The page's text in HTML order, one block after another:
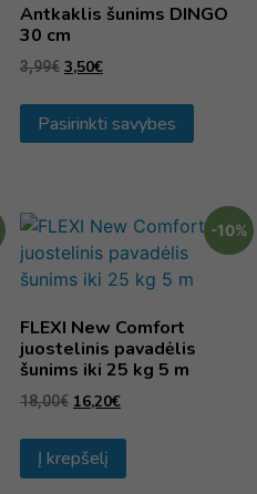
Antkaklis šunims DINGO
30 cm
3,99€ 3,50€
Pasirinkti savybes
-10%
FLEXI New Comfort
juostelinis pavadėlis
šunims iki 25 kg 5 m
18,00€ 16,20€
Į krepšelį